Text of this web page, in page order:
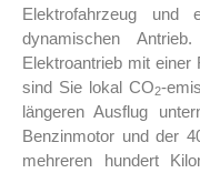
Elektrofahrzeug und
dynamischen
Elektroantrieb mit
sind Sie lokal CO2-
längeren Ausflug
Benzinmotor und der
mehreren hundert